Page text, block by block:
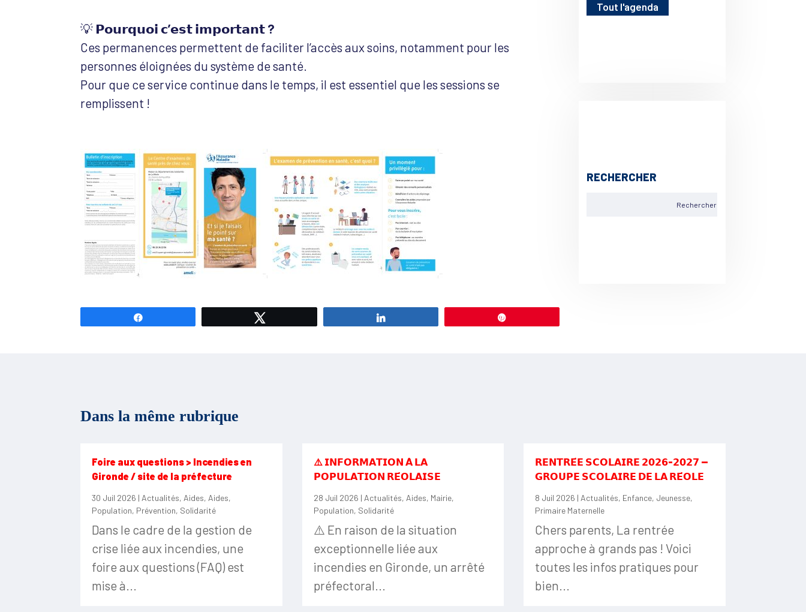
💡 𝗣𝗼𝘂𝗿𝗾𝘂𝗼𝗶 𝗰’𝗲𝘀𝘁 𝗶𝗺𝗽𝗼𝗿𝘁𝗮𝗻𝘁 ?
Ces permanences permettent de faciliter l’accès aux soins, notamment pour les
personnes éloignées du système de santé.
Pour que ce service continue dans le temps, il est essentiel que les sessions se
remplissent !
Tout l'agenda
RECHERCHER
Dans la même rubrique
Foire aux questions > Incendies en
Gironde / site de la préfecture
30 Juil 2026 | Actualités, Aides, Aides,
Population, Prévention, Solidarité
Dans le cadre de la gestion de
crise liée aux incendies, une
foire aux questions (FAQ) est
mise à...
⚠️ 𝗜𝗡𝗙𝗢𝗥𝗠𝗔𝗧𝗜𝗢𝗡 𝗔̀ 𝗟𝗔
𝗣𝗢𝗣𝗨𝗟𝗔𝗧𝗜𝗢𝗡 𝗥𝗘́𝗢𝗟𝗔𝗜𝗦𝗘
28 Juil 2026 | Actualités, Aides, Mairie,
Population, Solidarité
⚠️ En raison de la situation
exceptionnelle liée aux
incendies en Gironde, un arrêté
préfectoral...
𝗥𝗘𝗡𝗧𝗥𝗘́𝗘 𝗦𝗖𝗢𝗟𝗔𝗜𝗥𝗘 𝟮𝟬𝟮𝟲-𝟮𝟬𝟮𝟳 —
𝗚𝗥𝗢𝗨𝗣𝗘 𝗦𝗖𝗢𝗟𝗔𝗜𝗥𝗘 𝗗𝗘 𝗟𝗔 𝗥𝗘́𝗢𝗟𝗘
8 Juil 2026 | Actualités, Enfance, Jeunesse,
Primaire Maternelle
Chers parents, La rentrée
approche à grands pas ! Voici
toutes les infos pratiques pour
bien...